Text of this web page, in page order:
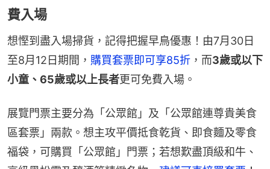
費入場
想慳到盡入場掃貨，記得把握早鳥優惠！由7月30日
至8月12日期間， 購買套票即可享85折 ，而3歲或以下
小童、65歲或以上長者更可免費入場。
展覽門票主要分為「公眾館」及「公眾館連尊貴美食
區套票」兩款。想主攻平價抵食乾貨、即食麵及零食
福袋，可購買「公眾館」門票；若想歎盡頂級和牛、